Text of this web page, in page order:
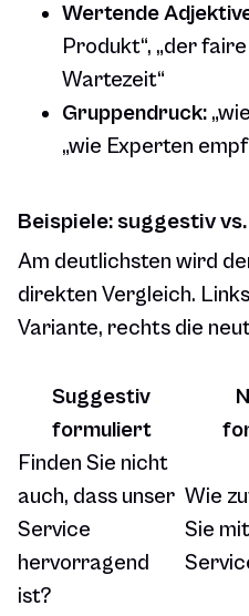
Wertende
Produkt“, „der
Wartezeit“
Gruppendruck:
„wie Experten
Beispiele: suggestiv
Am deutlichsten wird
direkten Vergleich.
Variante, rechts die
Suggestiv
formuliert
Finden Sie nicht
auch, dass unser
Service
hervorragend
ist?
Wie
Sie